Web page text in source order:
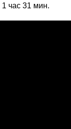
31 мин.